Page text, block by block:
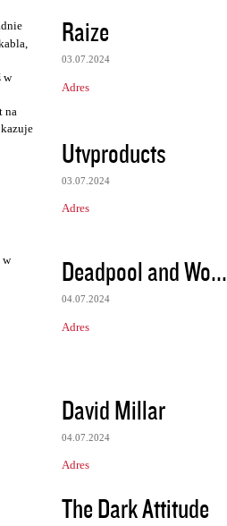
w
na
w
Raize
03.07.2024
Adres
Utvproducts
03.07.2024
Adres
Deadpool and Wo...
04.07.2024
Adres
David Millar
04.07.2024
Adres
The Dark Attitude